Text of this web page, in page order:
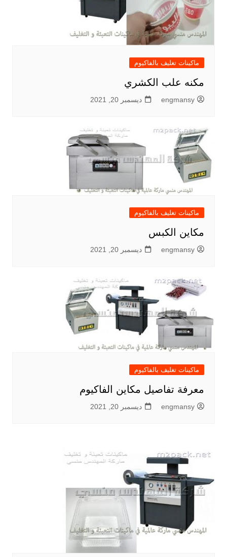
ماكينات تغليف بالفاكيوم
مكنه علب الكشري
engmansy ديسمبر 20, 2021
ماكينات تغليف بالفاكيوم
مكاين الكبس
engmansy ديسمبر 20, 2021
ماكينات تغليف بالفاكيوم
معرفة تفاصيل مكاين الفاكيوم
engmansy ديسمبر 20, 2021